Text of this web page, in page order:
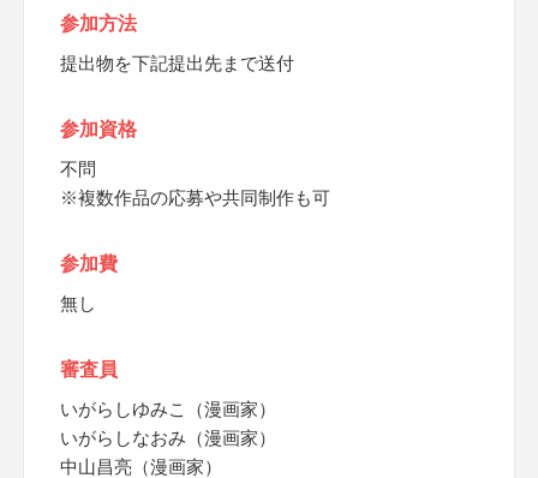
参加方法
提出物を下記提出先まで送付
参加資格
不問
※複数作品の応募や共同制作も可
参加費
無し
審査員
いがらしゆみこ（漫画家）
いがらしなおみ（漫画家）
中山昌亮（漫画家）